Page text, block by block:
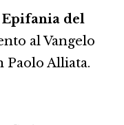
del
al Vangelo
Paolo Alliata.